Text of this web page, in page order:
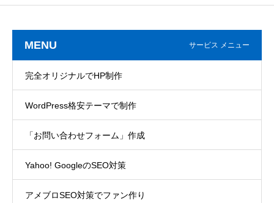
MENU サービス メニュー
完全オリジナルでHP制作
WordPress格安テーマで制作
「お問い合わせフォーム」作成
Yahoo! GoogleのSEO対策
アメブロSEO対策でファン作り